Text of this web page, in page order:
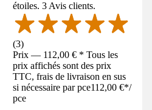
étoiles. 3 Avis clients.
(3)
Prix — 112,00 € * Tous les
prix affichés sont des prix
TTC, frais de livraison en sus
si nécessaire par pce112,00 €*/
pce